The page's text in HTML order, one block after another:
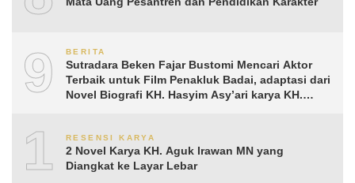
9 BERITA
Sutradara Beken Fajar Bustomi Mencari Aktor
Terbaik untuk Film Penakluk Badai, adaptasi dari
Novel Biografi KH. Hasyim Asy’ari karya KH.
10RESENSI KARYA
2 Novel Karya KH. Aguk Irawan MN yang
Diangkat ke Layar Lebar